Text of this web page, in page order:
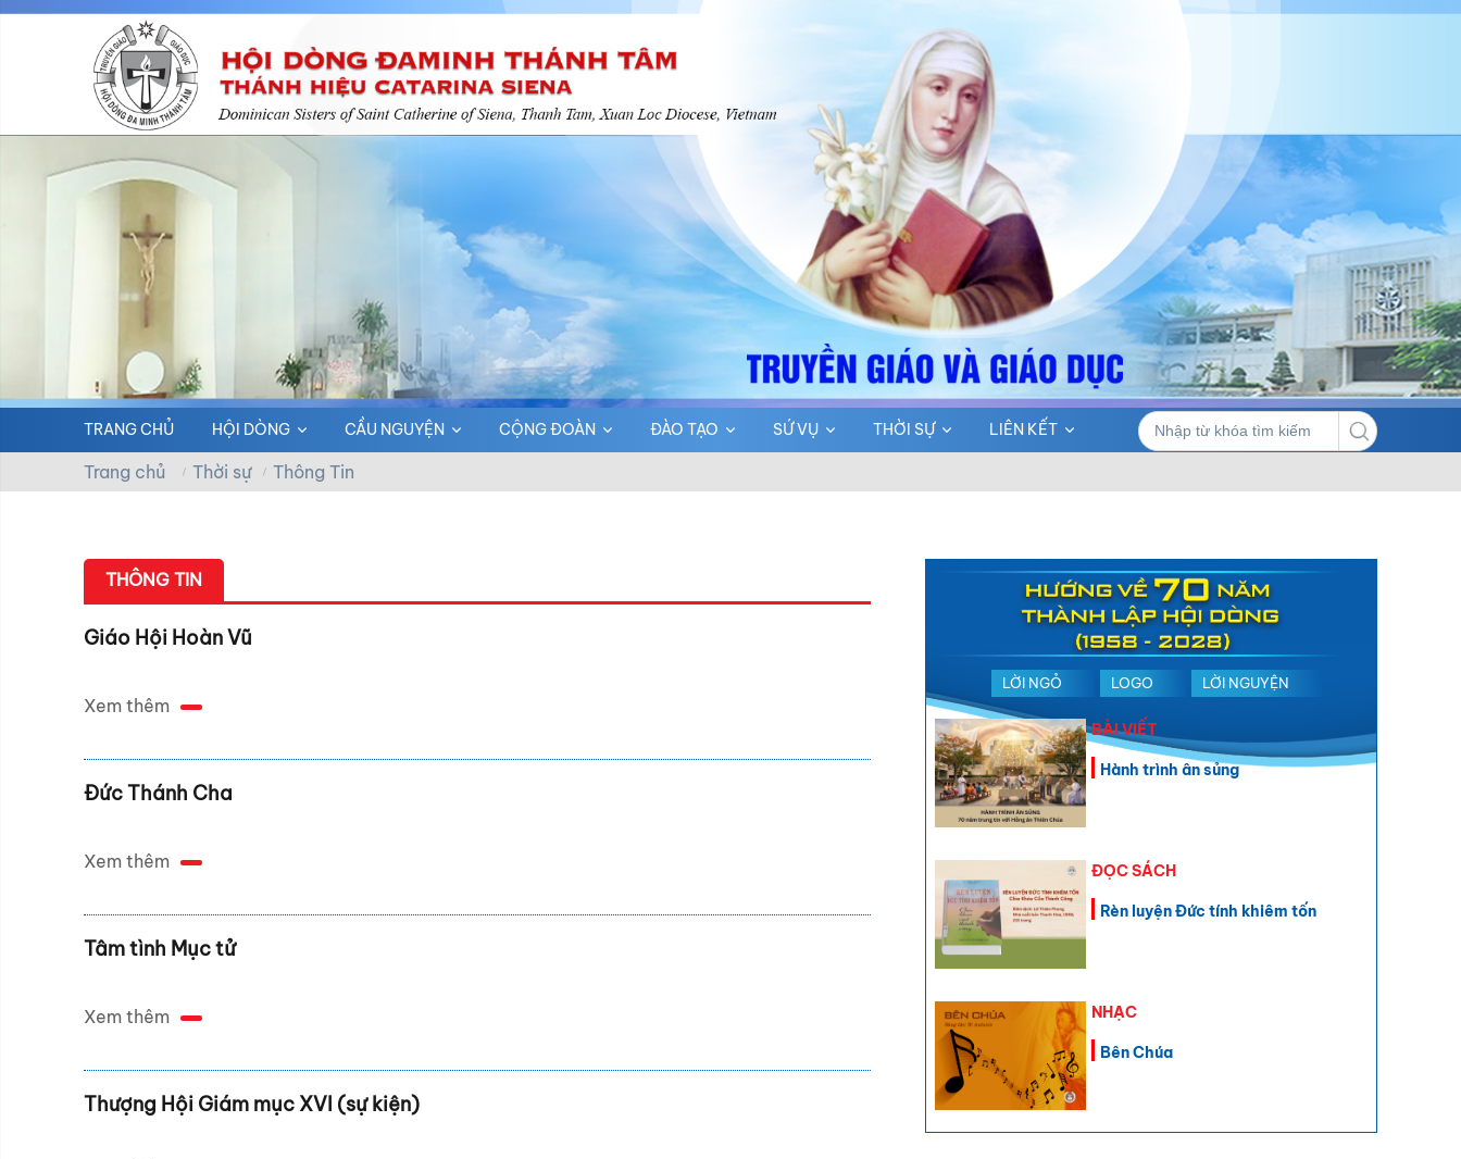
TRANG CHỦ HỘI DÒNG CẦU NGUYỆN CỘNG ĐOÀN ĐÀO TẠO SỨ VỤ THỜI SỰ LIÊN KẾT
Trang chủ Thời sự Thông Tin
THÔNG TIN
Giáo Hội Hoàn Vũ
Xem thêm
Đức Thánh Cha
Xem thêm
Tâm tình Mục tử
Xem thêm
Thượng Hội Giám mục XVI (sự kiện)
LỜI NGỎ LOGO LỜI NGUYỆN
BÀI VIẾT
Hành trình ân sủng
ĐỌC SÁCH
Rèn luyện Đức tính khiêm tốn
NHẠC
Bên Chúa